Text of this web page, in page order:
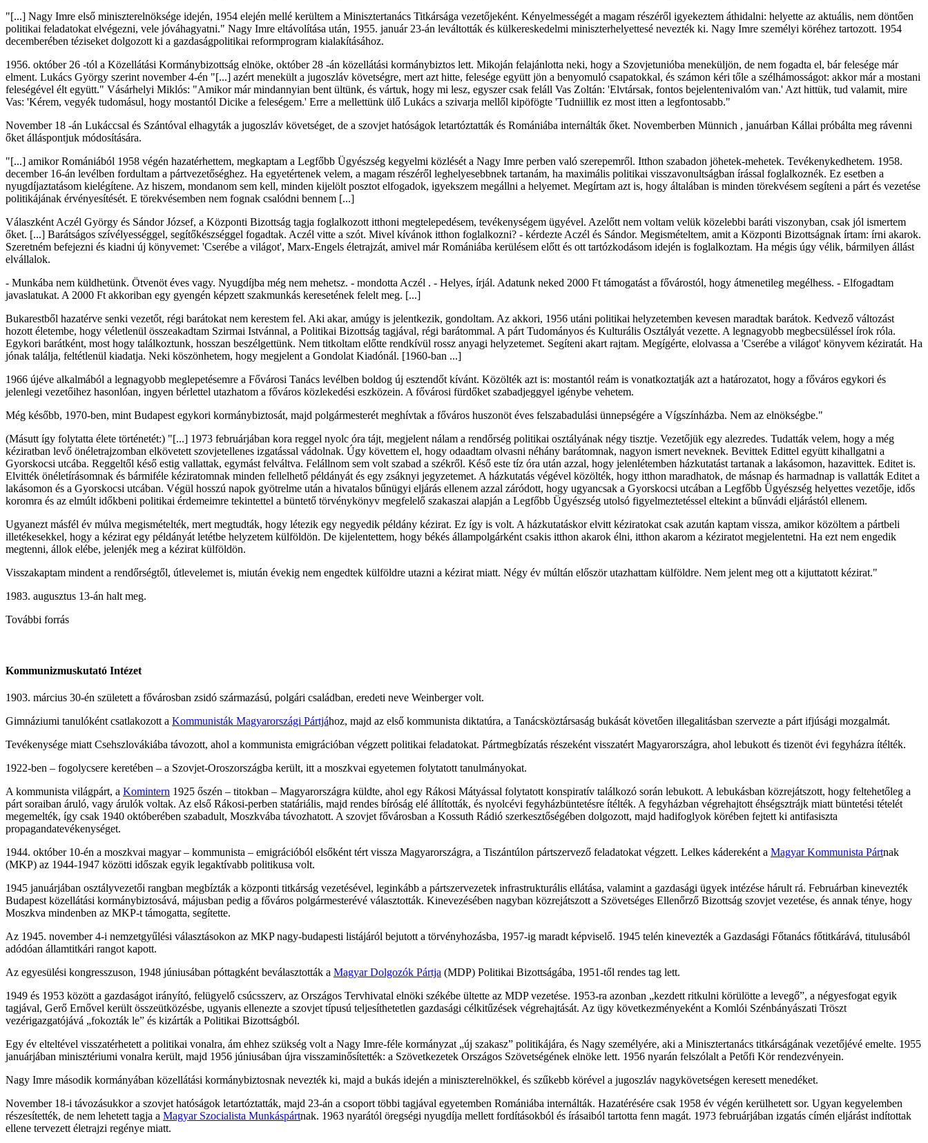
"[...] Nagy Imre első miniszterelnöksége idején, 1954 elején mellé kerültem a Minisztertanács Titkársága vezetőjeként. Kényelmességét a magam részéről igyekeztem áthidalni: helyette az aktuális, nem döntően
politikai feladatokat elvégezni, vele jóváhagyatni." Nagy Imre eltávolítása után, 1955. január 23-án leváltották és külkereskedelmi miniszterhelyettesé nevezték ki. Nagy Imre személyi köréhez tartozott. 1954
decemberében téziseket dolgozott ki a gazdaságpolitikai reformprogram kialakításához.
1956. október 26 -tól a Közellátási Kormánybizottság elnöke, október 28 -án közellátási kormánybiztos lett. Mikoján felajánlotta neki, hogy a Szovjetunióba meneküljön, de nem fogadta el, bár felesége már
elment. Lukács György szerint november 4-én "[...] azért menekült a jugoszláv követségre, mert azt hitte, felesége együtt jön a benyomuló csapatokkal, és számon kéri tőle a szélhámosságot: akkor már a mostani
feleségével élt együtt." Vásárhelyi Miklós: "Amikor már mindannyian bent ültünk, és vártuk, hogy mi lesz, egyszer csak feláll Vas Zoltán: 'Elvtársak, fontos bejelentenivalóm van.' Azt hittük, tud valamit, mire
Vas: 'Kérem, vegyék tudomásul, hogy mostantól Dicike a feleségem.' Erre a mellettünk ülő Lukács a szivarja mellől kipöfögte 'Tudniillik ez most itten a legfontosabb."
November 18 -án Lukáccsal és Szántóval elhagyták a jugoszláv követséget, de a szovjet hatóságok letartóztatták és Romániába internálták őket. Novemberben Münnich , januárban Kállai próbálta meg rávenni
őket álláspontjuk módosítására.
"[...] amikor Romániából 1958 végén hazatérhettem, megkaptam a Legfőbb Ügyészség kegyelmi közlését a Nagy Imre perben való szerepemről. Itthon szabadon jöhetek-mehetek. Tevékenykedhetem. 1958.
december 16-án levélben fordultam a pártvezetőséghez. Ha egyetértenek velem, a magam részéről leghelyesebbnek tartanám, ha maximális politikai visszavonultságban írással foglalkoznék. Ez esetben a
nyugdíjaztatásom kielégítene. Az hiszem, mondanom sem kell, minden kijelölt posztot elfogadok, igyekszem megállni a helyemet. Megírtam azt is, hogy általában is minden törekvésem segíteni a párt és vezetése
politikájának érvényesítését. E törekvésemben nem fognak csalódni bennem [...]
Válaszként Aczél György és Sándor József, a Központi Bizottság tagja foglalkozott itthoni megtelepedésem, tevékenységem ügyével. Azelőtt nem voltam velük közelebbi baráti viszonyban, csak jól ismertem
őket. [...] Barátságos szívélyességgel, segítőkészséggel fogadtak. Aczél vitte a szót. Mivel kívánok itthon foglalkozni? - kérdezte Aczél és Sándor. Megismételtem, amit a Központi Bizottságnak írtam: írni akarok.
Szeretném befejezni és kiadni új könyvemet: 'Cserébe a világot', Marx-Engels életrajzát, amivel már Romániába kerülésem előtt és ott tartózkodásom idején is foglalkoztam. Ha mégis úgy vélik, bármilyen állást
elvállalok.
- Munkába nem küldhetünk. Ötvenöt éves vagy. Nyugdíjba még nem mehetsz. - mondotta Aczél . - Helyes, írjál. Adatunk neked 2000 Ft támogatást a fővárostól, hogy átmenetileg megélhess. - Elfogadtam
javaslatukat. A 2000 Ft akkoriban egy gyengén képzett szakmunkás keresetének felelt meg. [...]
Bukarestből hazatérve senki vezetőt, régi barátokat nem kerestem fel. Aki akar, amúgy is jelentkezik, gondoltam. Az akkori, 1956 utáni politikai helyzetemben kevesen maradtak barátok. Kedvező változást
hozott életembe, hogy véletlenül összeakadtam Szirmai Istvánnal, a Politikai Bizottság tagjával, régi barátommal. A párt Tudományos és Kulturális Osztályát vezette. A legnagyobb megbecsüléssel írok róla.
Egykori barátként, most hogy találkoztunk, hosszan beszélgettünk. Nem titkoltam előtte rendkívül rossz anyagi helyzetemet. Segíteni akart rajtam. Megígérte, elolvassa a 'Cserébe a világot' könyvem kéziratát. Ha
jónak találja, feltétlenül kiadatja. Neki köszönhetem, hogy megjelent a Gondolat Kiadónál. [1960-ban ...]
1966 újéve alkalmából a legnagyobb meglepetésemre a Fővárosi Tanács levélben boldog új esztendőt kívánt. Közölték azt is: mostantól reám is vonatkoztatják azt a határozatot, hogy a főváros egykori és
jelenlegi vezetőihez hasonlóan, ingyen bérlettel utazhatom a főváros közlekedési eszközein. A fővárosi fürdőket szabadjeggyel igénybe vehetem.
Még később, 1970-ben, mint Budapest egykori kormánybiztosát, majd polgármesterét meghívtak a főváros huszonöt éves felszabadulási ünnepségére a Vígszínházba. Nem az elnökségbe."
(Másutt így folytatta élete történetét:) "[...] 1973 februárjában kora reggel nyolc óra tájt, megjelent nálam a rendőrség politikai osztályának négy tisztje. Vezetőjük egy alezredes. Tudatták velem, hogy a még
kéziratban levő önéletrajzomban elkövetett szovjetellenes izgatással vádolnak. Úgy követtem el, hogy odaadtam olvasni néhány barátomnak, nagyon ismert neveknek. Bevittek Edittel együtt kihallgatni a
Gyorskocsi utcába. Reggeltől késő estig vallattak, egymást felváltva. Felállnom sem volt szabad a székről. Késő este tíz óra után azzal, hogy jelenlétemben házkutatást tartanak a lakásomon, hazavittek. Editet is.
Elvitték önéletírásomnak és bármiféle kéziratomnak minden fellelhető példányát és egy zsáknyi jegyzetemet. A házkutatás végével közölték, hogy itthon maradhatok, de másnap és harmadnap is vallatták Editet a
lakásomon és a Gyorskocsi utcában. Végül hosszú napok gyötrelme után a hivatalos bűnügyi eljárás ellenem azzal záródott, hogy ugyancsak a Gyorskocsi utcában a Legfőbb Ügyészség helyettes vezetője, idős
koromra és az elmúlt időkbeni politikai érdemeimre tekintettel a büntető törvénykönyv megfelelő szakaszai alapján a Legfőbb Ügyészség utolsó figyelmeztetéssel eltekint a bűnvádi eljárástól ellenem.
Ugyanezt másfél év múlva megismételték, mert megtudták, hogy létezik egy negyedik példány kézirat. Ez így is volt. A házkutatáskor elvitt kéziratokat csak azután kaptam vissza, amikor közöltem a pártbeli
illetékesekkel, hogy a kézirat egy példányát letétbe helyzetem külföldön. De kijelentettem, hogy békés állampolgárként csakis itthon akarok élni, itthon akarom a kéziratot megjelentetni. Ha ezt nem engedik
megtenni, állok elébe, jelenjék meg a kézirat külföldön.
Visszakaptam mindent a rendőrségtől, útlevelemet is, miután évekig nem engedtek külföldre utazni a kézirat miatt. Négy év múltán először utazhattam külföldre. Nem jelent meg ott a kijuttatott kézirat."
1983. augusztus 13-án halt meg.
További forrás
Kommunizmuskutató Intézet
1903. március 30-én született a fővárosban zsidó származású, polgári családban, eredeti neve Weinberger volt.
Gimnáziumi tanulóként csatlakozott a Kommunisták Magyarországi Pártjához, majd az első kommunista diktatúra, a Tanácsköztársaság bukását követően illegalitásban szervezte a párt ifjúsági mozgalmát.
Tevékenysége miatt Csehszlovákiába távozott, ahol a kommunista emigrációban végzett politikai feladatokat. Pártmegbízatás részeként visszatért Magyarországra, ahol lebukott és tizenöt évi fegyházra ítélték.
1922-ben – fogolycsere keretében – a Szovjet-Oroszországba került, itt a moszkvai egyetemen folytatott tanulmányokat.
A kommunista világpárt, a Komintern 1925 őszén – titokban – Magyarországra küldte, ahol egy Rákosi Mátyással folytatott konspiratív találkozó során lebukott. A lebukásban közrejátszott, hogy feltehetőleg a
párt soraiban áruló, vagy árulók voltak. Az első Rákosi-perben statáriális, majd rendes bíróság elé állították, és nyolcévi fegyházbüntetésre ítélték. A fegyházban végrehajtott éhségsztrájk miatt büntetési tételét
megemelték, így csak 1940 októberében szabadult, Moszkvába távozhatott. A szovjet fővárosban a Kossuth Rádió szerkesztőségében dolgozott, majd hadifoglyok körében fejtett ki antifasiszta
propagandatevékenységet.
1944. október 10-én a moszkvai magyar – kommunista – emigrációból elsőként tért vissza Magyarországra, a Tiszántúlon pártszervező feladatokat végzett. Lelkes kádereként a Magyar Kommunista Pártnak
(MKP) az 1944-1947 közötti időszak egyik legaktívabb politikusa volt.
1945 januárjában osztályvezetői rangban megbízták a központi titkárság vezetésével, leginkább a pártszervezetek infrastrukturális ellátása, valamint a gazdasági ügyek intézése hárult rá. Februárban kinevezték
Budapest közellátási kormánybiztosává, májusban pedig a főváros polgármesterévé választották. Kinevezésében nagyban közrejátszott a Szövetséges Ellenőrző Bizottság szovjet vezetése, és annak ténye, hogy
Moszkva mindenben az MKP-t támogatta, segítette.
Az 1945. november 4-i nemzetgyűlési választásokon az MKP nagy-budapesti listájáról bejutott a törvényhozásba, 1957-ig maradt képviselő. 1945 telén kinevezték a Gazdasági Főtanács főtitkárává, titulusából
adódóan államtitkári rangot kapott.
Az egyesülési kongresszuson, 1948 júniusában póttagként beválasztották a Magyar Dolgozók Pártja (MDP) Politikai Bizottságába, 1951-től rendes tag lett.
1949 és 1953 között a gazdaságot irányító, felügyelő csúcsszerv, az Országos Tervhivatal elnöki székébe ültette az MDP vezetése. 1953-ra azonban „kezdett ritkulni körülötte a levegő”, a négyesfogat egyik
tagjával, Gerő Ernővel került összeütközésbe, ugyanis ellenezte a szovjet típusú teljesíthetetlen gazdasági célkitűzések végrehajtását. Az ügy következményeként a Komlói Szénbányászati Tröszt
vezérigazgatójává „fokozták le” és kizárták a Politikai Bizottságból.
Egy év elteltével visszatérhetett a politikai vonalra, ám ehhez szükség volt a Nagy Imre-féle kormányzat „új szakasz” politikájára, és Nagy személyére, aki a Minisztertanács titkárságának vezetőjévé emelte. 1955
januárjában minisztériumi vonalra került, majd 1956 júniusában újra visszaminősítették: a Szövetkezetek Országos Szövetségének elnöke lett. 1956 nyarán felszólalt a Petőfi Kör rendezvényein.
Nagy Imre második kormányában közellátási kormánybiztosnak nevezték ki, majd a bukás idején a miniszterelnökkel, és szűkebb körével a jugoszláv nagykövetségen keresett menedéket.
November 18-i távozásukkor a szovjet hatóságok letartóztatták, majd 23-án a csoport többi tagjával egyetemben Romániába internálták. Hazatérésére csak 1958 év végén kerülhetett sor. Ugyan kegyelemben
részesítették, de nem lehetett tagja a Magyar Szocialista Munkáspártnak. 1963 nyarától öregségi nyugdíja mellett fordításokból és írásaiból tartotta fenn magát. 1973 februárjában izgatás címén eljárást indítottak
ellene tervezett életrajzi regénye miatt.